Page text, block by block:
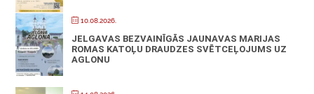
10.08.2026.
JELGAVAS BEZVAINĪGĀS JAUNAVAS MARIJAS
ROMAS KATOĻU DRAUDZES SVĒTCEĻOJUMS UZ
AGLONU